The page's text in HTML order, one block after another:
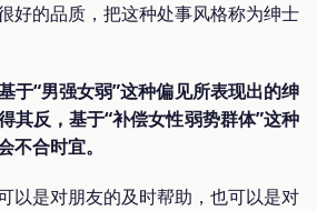
好的品质，把这种处事风格称为绅士
于“男强女弱”这种偏见所表现出的绅
其反，基于“补偿女性弱势群体”这种
不合时宜。
以是对朋友的及时帮助，也可以是对